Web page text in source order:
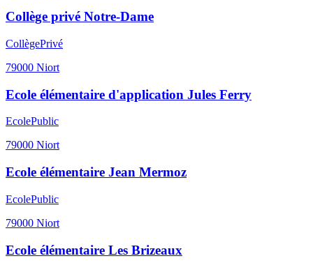
Collège privé Notre-Dame
CollègePrivé
79000 Niort
Ecole élémentaire d'application Jules Ferry
EcolePublic
79000 Niort
Ecole élémentaire Jean Mermoz
EcolePublic
79000 Niort
Ecole élémentaire Les Brizeaux